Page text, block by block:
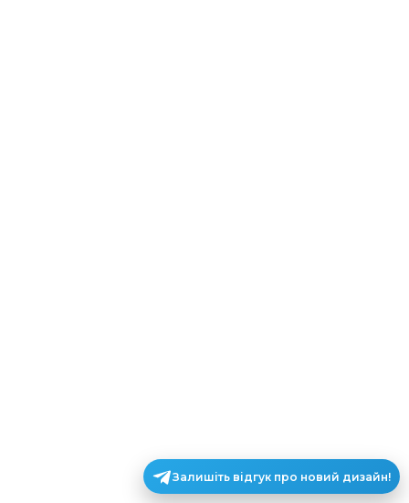
Залишіть відгук про новий дизайн!